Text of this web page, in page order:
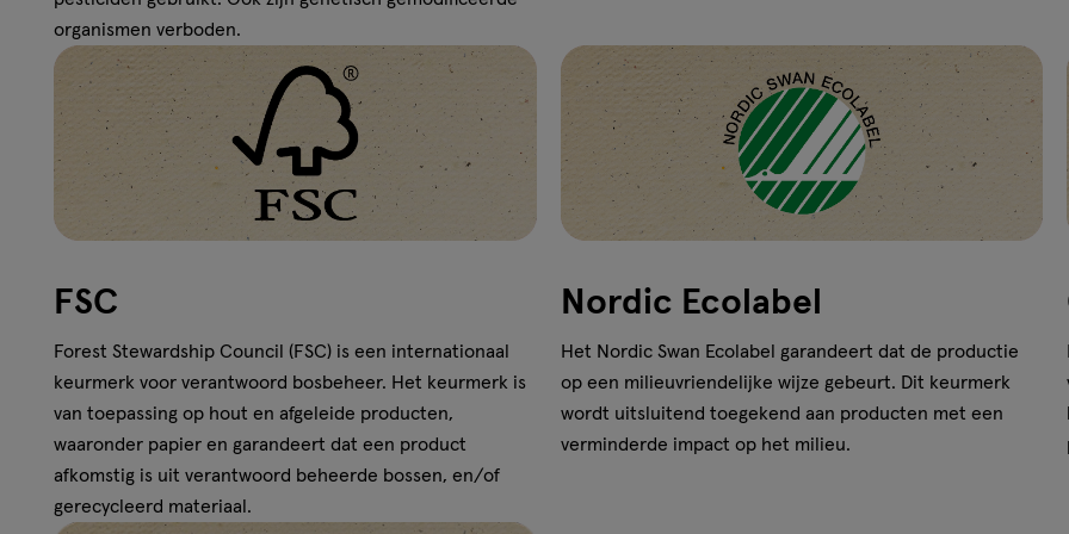
organismen verboden.
FSC
Forest Stewardship Council (FSC) is een internationaal
keurmerk voor verantwoord bosbeheer. Het keurmerk is
van toepassing op hout en afgeleide producten,
waaronder papier en garandeert dat een product
afkomstig is uit verantwoord beheerde bossen, en/of
gerecycleerd materiaal.
Nordic Ecolabel
Het Nordic Swan Ecolabel garandeert dat de productie
op een milieuvriendelijke wijze gebeurt. Dit keurmerk
wordt uitsluitend toegekend aan producten met een
verminderde impact op het milieu.